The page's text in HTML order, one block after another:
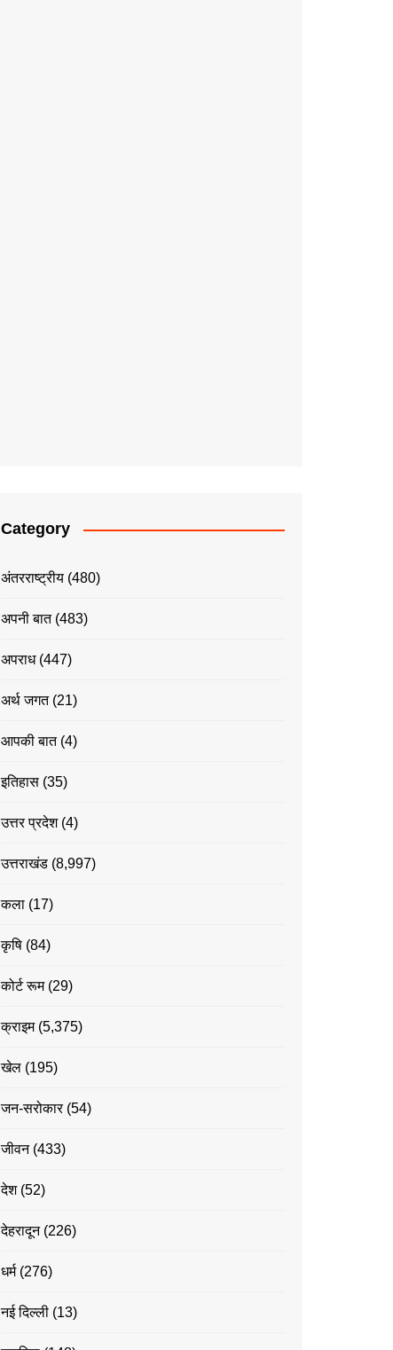
Category
अंतरराष्ट्रीय (480)
अपनी बात(483)
अपराध(447)
अर्थ जगत(21)
आपकी बात(4)
इतिहास (35)
उत्तर प्रदेश(4)
उत्तराखंड (8,997)
कला (17)
कृषि (84)
कोर्ट रूम(29)
क्राइम(5,375)
खेल (195)
जन-सरोकार(54)
जीवन(433)
देश(52)
देहरादून(226)
धर्म(276)
नई दिल्ली (13)